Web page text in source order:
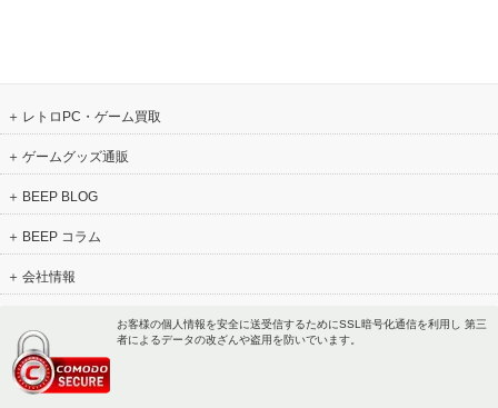
レトロPC・ゲーム買取
ゲームグッズ通販
BEEP BLOG
BEEP コラム
会社情報
お客様の個人情報を安全に送受信するためにSSL暗号化通信を利用し 第三
者によるデータの改ざんや盗用を防いでいます。